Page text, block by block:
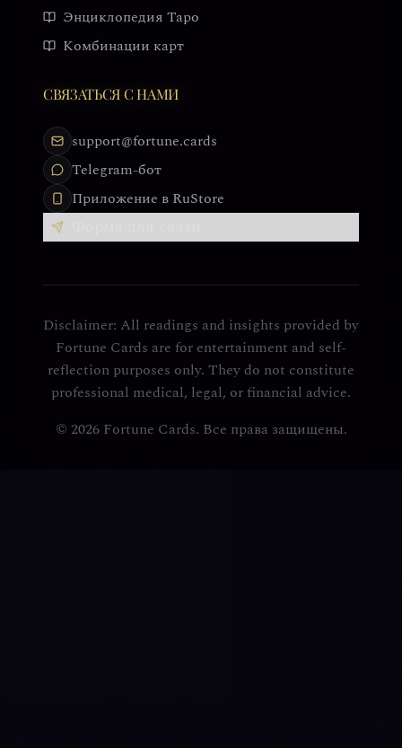
Энциклопедия Таро
Комбинации карт
СВЯЗАТЬСЯ С НАМИ
support@fortune.cards
Telegram-бот
Приложение в RuStore
Disclaimer: All readings and insights provided by
Fortune Cards are for entertainment and self-
reflection purposes only. They do not constitute
professional medical, legal, or financial advice.
© 2026 Fortune Cards. Все права защищены.